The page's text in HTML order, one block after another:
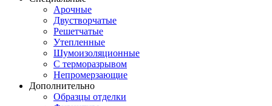
Арочные
Двустворчатые
Решетчатые
Утепленные
Шумоизоляционные
С терморазрывом
Непромерзающие
Дополнительно
Образцы отделки